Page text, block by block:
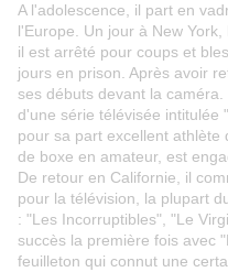
A l'adolescence, il part en
l'Europe. Un jour à New
il est arrêté pour coups et
jours en prison. Après avoir
ses débuts devant la
d'une série télévisée intitulée
pour sa part excellent athlète
de boxe en amateur, est
De retour en Californie, il
pour la télévision, la plupart
: "Les Incorruptibles", "Le
succès la première fois avec
feuilleton qui connut une